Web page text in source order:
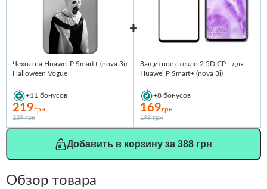
Чехол на Huawei P Smart+ (nova 3i)
Halloween Vogue
+11 бонусов
219грн
239 грн
Защитное стекло 2.5D CP+ для
Huawei P Smart+ (nova 3i)
+8 бонусов
169грн
199 грн
Добавить в корзину за 388 грн
Обзор товара